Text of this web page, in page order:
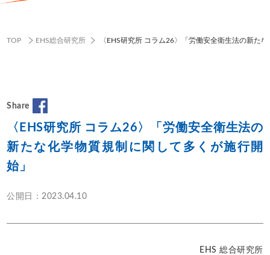
TOP EHS総合研究所 〈EHS研究所 コラム26〉「労働安全衛生法の新た
Share
〈EHS研究所 コラム26〉「労働安全衛生法の
新たな化学物質規制に関して多くが施行開
始」
公開日：2023.04.10
EHS 総合研究所